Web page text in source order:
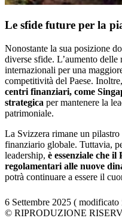
Le sfide future per la
Nonostante la sua posizione
diverse sfide. L’aumento
internazionali per una
competitività del Paese. Inoltre,
centri finanziari, come
strategica per mantenere la
patrimoniale.
La Svizzera rimane un
finanziario globale. Tuttavia,
leadership, è essenziale che il
regolamentari alle nuove
potrà continuare a essere il
6 Settembre 2025 (
© RIPRODUZIONE